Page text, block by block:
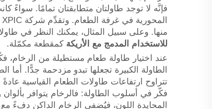
فإنَّه لا توجد طاولتان متطابقتان تمامًا. سواءً
منها. وعلى سبيل المثال، يمكنك النظر في
للاستخدام المدمج مع الأريكة كمقطعة مكمّلة.
عند اختيار طاولة طعام مستطيلة من الرخام،
الطاولة الكبيرة تجعلها تبدو مزدحمة جدًّا.
فكّر في أسلوب الطاولة: فالرخام يتوافر
المحايدة اللون، فيُضفي الرخام الداكن دفءً